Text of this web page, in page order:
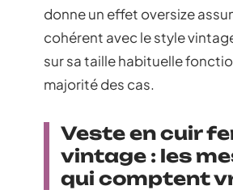
donne un effet oversize
cohérent avec le style
sur sa taille habituelle
majorité des cas.
Veste en cuir
vintage : les
qui comptent